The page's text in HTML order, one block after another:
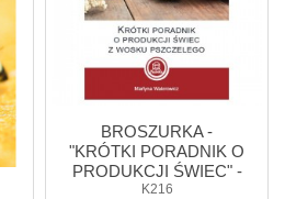
BROSZURKA -
"KRÓTKI PORADNIK O
PRODUKCJI ŚWIEC" -
MARTYNA
K216